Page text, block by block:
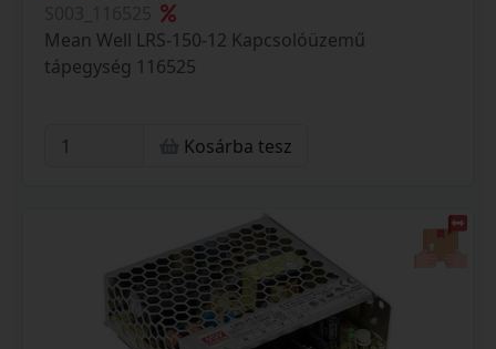
Mean Well LRS-150-12 Kapcsolóüzemű
tápegység 116525
Kosárba tesz